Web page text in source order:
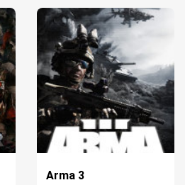
Arma 3